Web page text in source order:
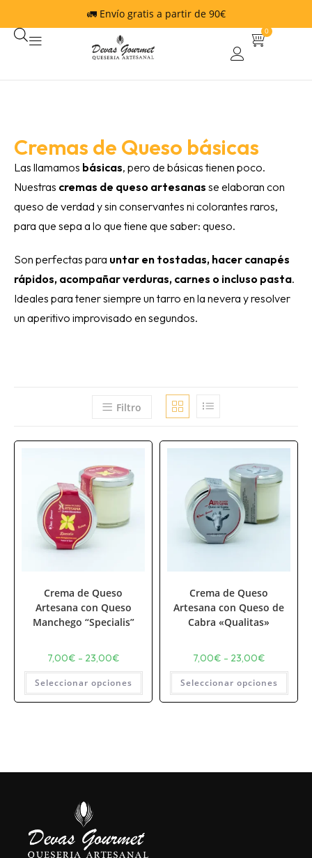
🚛 Envío gratis a partir de 90€
0
Cremas de Queso básicas
Las llamamos básicas, pero de básicas tienen poco.
Nuestras cremas de queso artesanas se elaboran con
queso de verdad y sin conservantes ni colorantes raros,
para que sepa a lo que tiene que saber: queso.
Son perfectas para untar en tostadas, hacer canapés
rápidos, acompañar verduras, carnes o incluso pasta.
Ideales para tener siempre un tarro en la nevera y resolver
un aperitivo improvisado en segundos.
Filtro
Crema de Queso
Artesana con Queso
Manchego “Specialis”
7,00€ - 23,00€
Seleccionar opciones
Crema de Queso
Artesana con Queso de
Cabra «Qualitas»
7,00€ - 23,00€
Seleccionar opciones